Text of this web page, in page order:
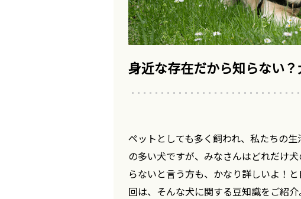
身近な存在だから知らない
ペットとしても多く飼われ、私たちの
の多い犬ですが、みなさんはどれだけ
らないと言う方も、かなり詳しいよ！
回は、そんな犬に関する豆知識をご紹